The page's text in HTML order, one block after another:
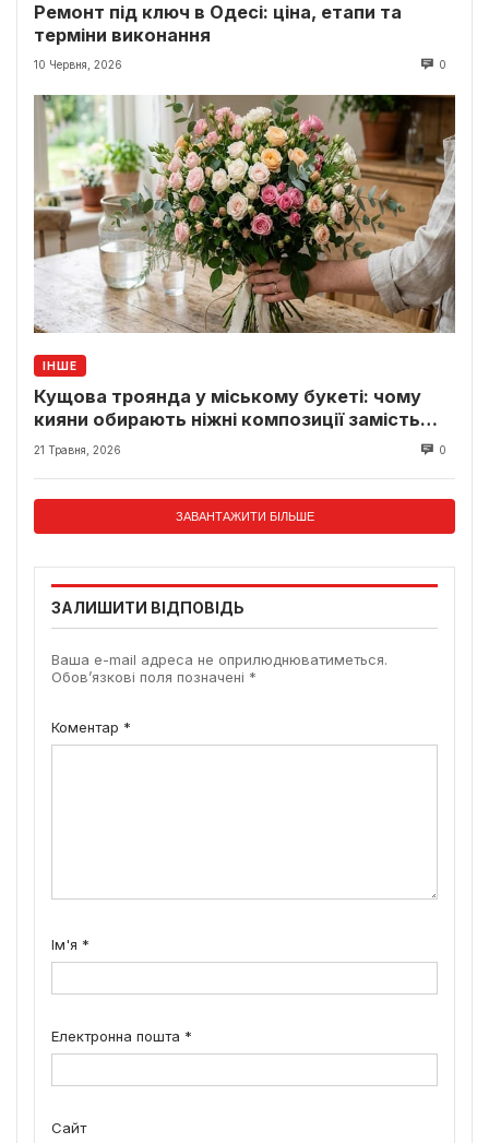
Ремонт під ключ в Одесі: ціна, етапи та
терміни виконання
10 Червня, 2026 0
ІНШЕ
Кущова троянда у міському букеті: чому
кияни обирають ніжні композиції замість
класики
21 Травня, 2026 0
ЗАВАНТАЖИТИ БІЛЬШЕ
ЗАЛИШИТИ ВІДПОВІДЬ
Ваша e-mail адреса не оприлюднюватиметься.
Обов’язкові поля позначені *
Коментар *
Ім'я *
Електронна пошта *
Сайт